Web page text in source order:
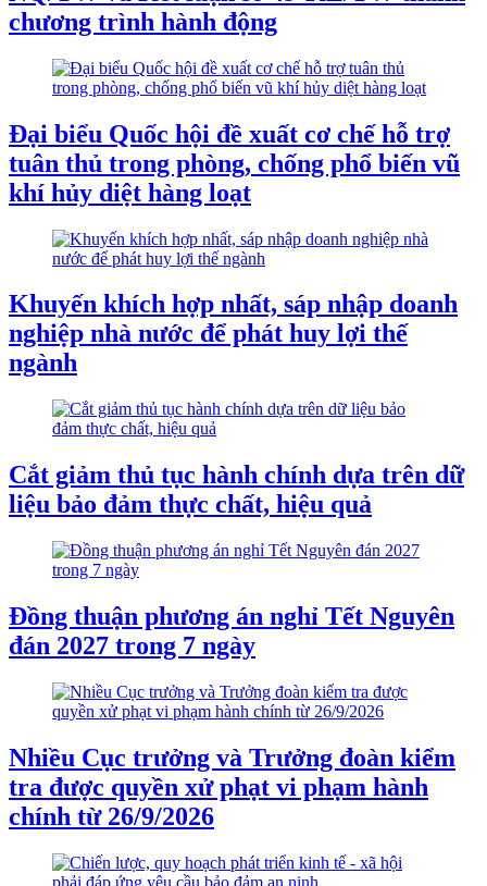
chương trình hành động
Đại biểu Quốc hội đề xuất cơ chế hỗ trợ
tuân thủ trong phòng, chống phổ biến vũ
khí hủy diệt hàng loạt
Khuyến khích hợp nhất, sáp nhập doanh
nghiệp nhà nước để phát huy lợi thế
ngành
Cắt giảm thủ tục hành chính dựa trên dữ
liệu bảo đảm thực chất, hiệu quả
Đồng thuận phương án nghỉ Tết Nguyên
đán 2027 trong 7 ngày
Nhiều Cục trưởng và Trưởng đoàn kiểm
tra được quyền xử phạt vi phạm hành
chính từ 26/9/2026